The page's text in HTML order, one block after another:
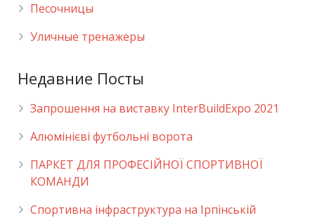
Песочницы
Уличные тренажеры
Недавние Посты
Запрошення на виставку InterBuildExpo 2021
Алюмінієві футбольні ворота
ПАРКЕТ ДЛЯ ПРОФЕСІЙНОЇ СПОРТИВНОЇ
КОМАНДИ
Спортивна інфраструктура на Ірпінській